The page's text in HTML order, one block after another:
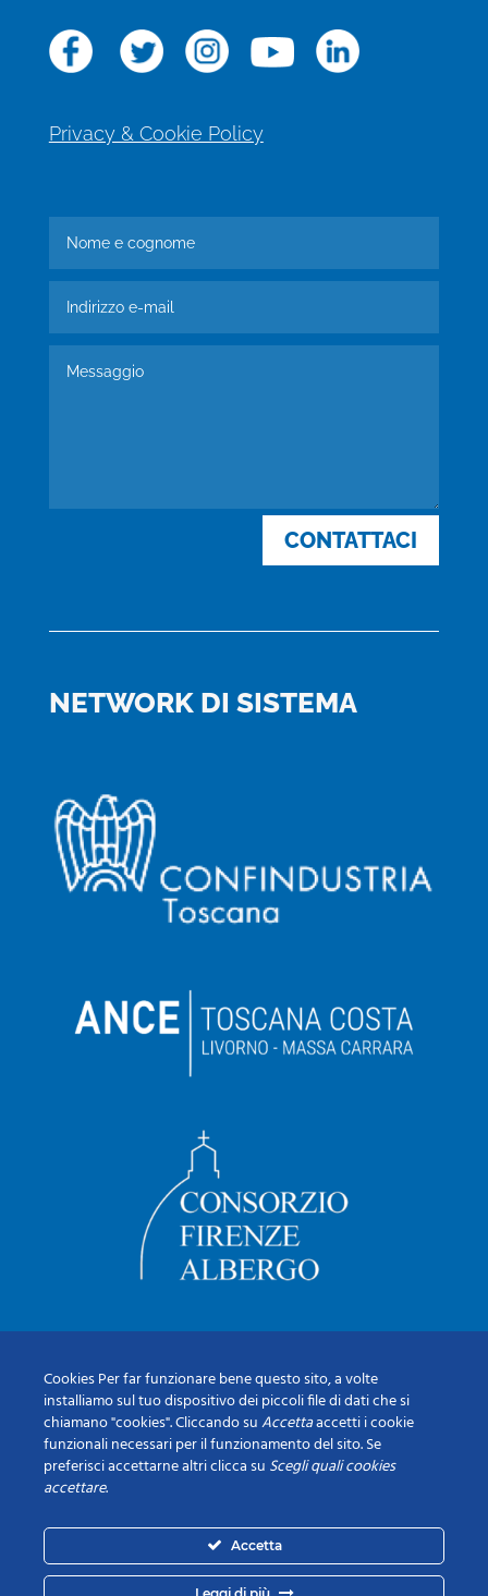
Privacy & Cookie Policy
CONTATTACI
NETWORK DI SISTEMA
Cookies Per far funzionare bene questo sito, a volte
installiamo sul tuo dispositivo dei piccoli file di dati che si
chiamano "cookies". Cliccando suAccettaaccetti i cookie
funzionali necessari per il funzionamento del sito. Se
preferisci accettarne altri clicca su Scegli quali cookies
accettare.
Accetta